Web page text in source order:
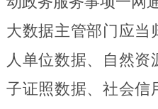
大数据主管部门应当
人单位数据、自然
子证照数据、社会信